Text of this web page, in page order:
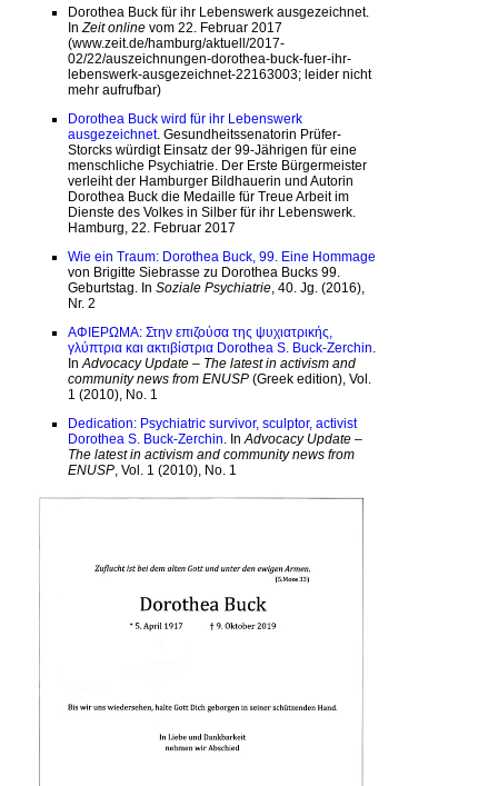
Dorothea Buck für ihr Lebenswerk ausgezeichnet.
InZeit online vom 22. Februar 2017
(www.zeit.de/hamburg/aktuell/2017-
02/22/auszeichnungen-dorothea-buck-fuer-ihr-
lebenswerk-ausgezeichnet-22163003; leider nicht
mehr aufrufbar)
Dorothea Buck wird für ihr Lebenswerk
ausgezeichnet. Gesundheitssenatorin Prüfer-
Storcks würdigt Einsatz der 99-Jährigen für eine
menschliche Psychiatrie. Der Erste Bürgermeister
verleiht der Hamburger Bildhauerin und Autorin
Dorothea Buck die Medaille für Treue Arbeit im
Dienste des Volkes in Silber für ihr Lebenswerk.
Hamburg, 22. Februar 2017
Wie ein Traum: Dorothea Buck, 99. Eine Hommage
von Brigitte Siebrasse zu Dorothea Bucks 99.
Geburtstag. In Soziale Psychiatrie, 40. Jg. (2016),
Nr. 2
ΑΦΙΕΡΩΜΑ: Στην επιζούσα της ψυχιατρικής,
γλύπτρια και ακτιβίστρια Dorothea S. Buck-Zerchin.
In Advocacy Update – The latest in activism and
community news from ENUSP (Greek edition), Vol.
1 (2010), No. 1
Dedication: Psychiatric survivor, sculptor, activist
Dorothea S. Buck-Zerchin. InAdvocacy Update –
The latest in activism and community news from
ENUSP, Vol. 1 (2010), No. 1